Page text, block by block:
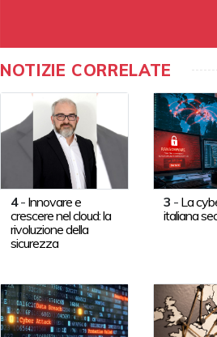
NOTIZIE CORRELATE
4- Innovare e
crescere nel cloud: la
rivoluzione della
sicurezza
3 - La
italiana